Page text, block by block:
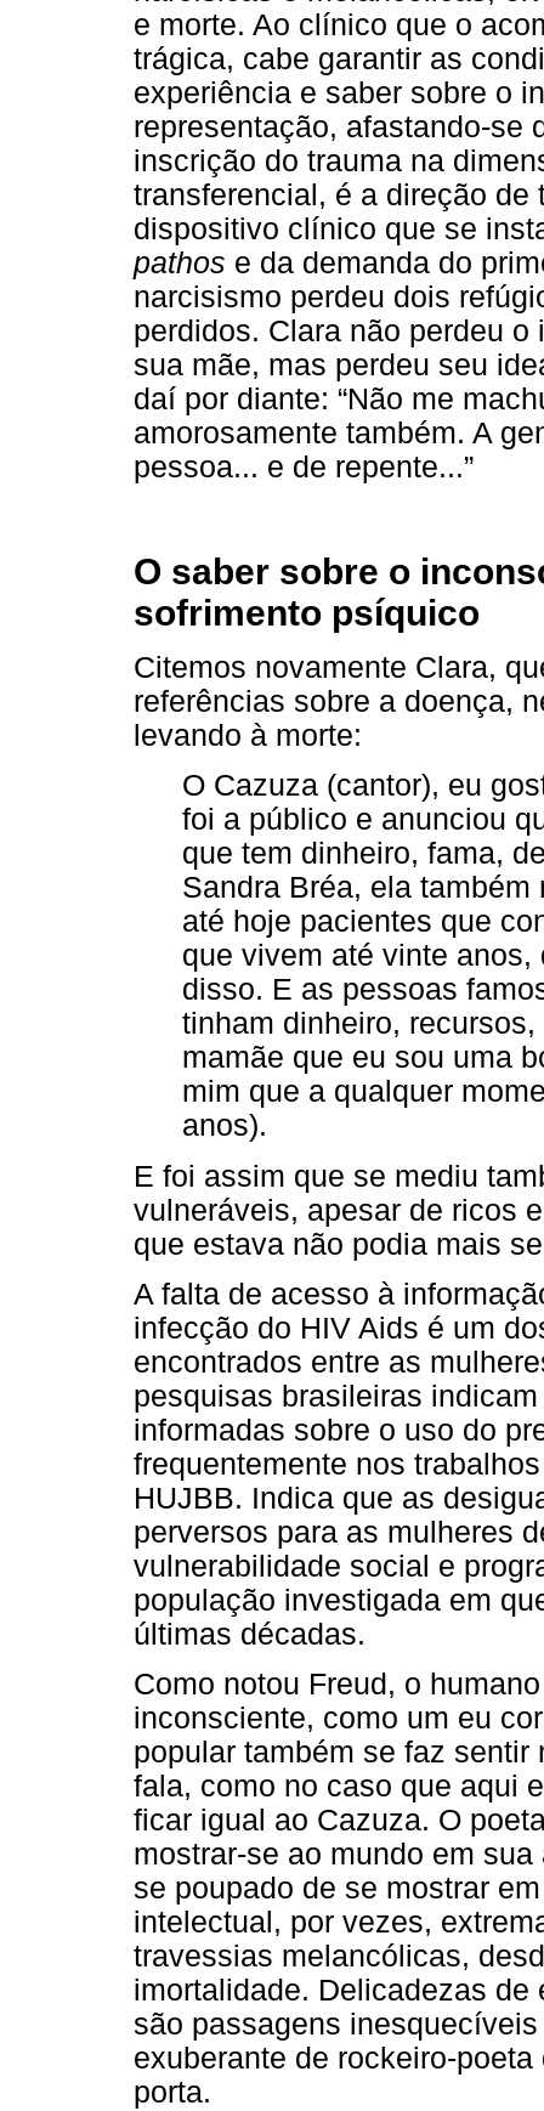
e morte. Ao clínico que o
trágica, cabe garantir as
experiência e saber sobre o
representação, afastando-se
inscrição do trauma na
transferencial, é a direção
dispositivo clínico que se
pathos e da demanda do
narcisismo perdeu dois
perdidos. Clara não perdeu
sua mãe, mas perdeu seu
daí por diante: “Não me
amorosamente também. A
pessoa... e de repente...”
O saber sobre o
sofrimento psíquico
Citemos novamente Clara,
referências sobre a doença,
levando à morte:
O Cazuza (cantor), eu
foi a público e anunciou
que tem dinheiro, fama,
Sandra Bréa, ela
até hoje pacientes que
que vivem até vinte
disso. E as pessoas
tinham dinheiro,
mamãe que eu sou uma
mim que a qualquer
anos).
E foi assim que se mediu
vulneráveis, apesar de ricos
que estava não podia mais
A falta de acesso à
infecção do HIV Aids é um
encontrados entre as
pesquisas brasileiras
informadas sobre o uso do
frequentemente nos
HUJBB. Indica que as
perversos para as mulheres
vulnerabilidade social e
população investigada em
últimas décadas.
Como notou Freud, o
inconsciente, como um eu
popular também se faz
fala, como no caso que aqui
ficar igual ao Cazuza. O
mostrar-se ao mundo em
se poupado de se mostrar
intelectual, por vezes,
travessias melancólicas,
imortalidade. Delicadezas
são passagens
exuberante de rockeiro-
porta.